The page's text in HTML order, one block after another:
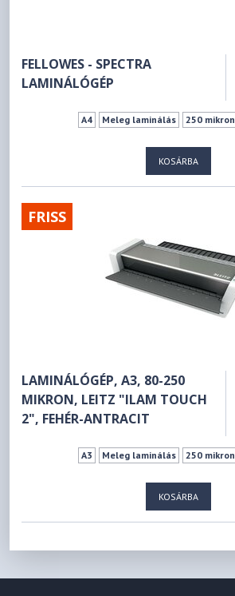
FELLOWES - SPECTRA
LAMINÁLÓGÉP
A4 Meleg laminálás 250 mikron
KOSÁRBA
FRISS
LAMINÁLÓGÉP, A3, 80-250
MIKRON, LEITZ "ILAM TOUCH
2", FEHÉR-ANTRACIT
A3 Meleg laminálás 250 mikron
KOSÁRBA